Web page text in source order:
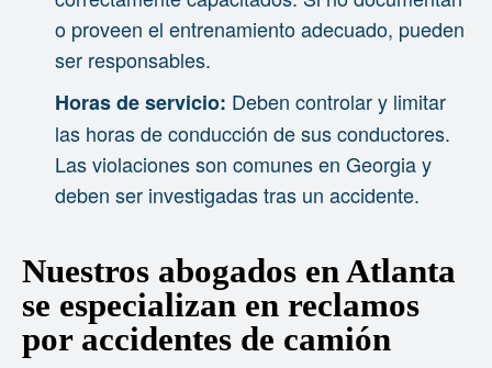
o proveen el entrenamiento adecuado, pueden
ser responsables.
Horas de servicio: Deben controlar y limitar
las horas de conducción de sus conductores.
Las violaciones son comunes en Georgia y
deben ser investigadas tras un accidente.
Nuestros abogados en Atlanta
se especializan en reclamos
por accidentes de camión